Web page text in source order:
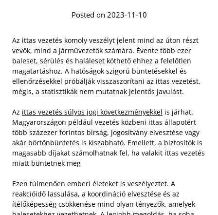
Posted on 2023-11-10
Az ittas vezetés komoly veszélyt jelent mind az úton részt
vevők, mind a járművezetők számára. Évente több ezer
baleset, sérülés és haláleset köthető ehhez a felelőtlen
magatartáshoz. A hatóságok szigorú büntetésekkel és
ellenőrzésekkel próbálják visszaszorítani az ittas vezetést,
mégis, a statisztikák nem mutatnak jelentős javulást.
Az ittas vezetés súlyos jogi következményekkel is járhat.
Magyarországon például vezetés közbeni ittas állapotért
több százezer forintos bírság, jogosítvány elvesztése vagy
akár börtönbüntetés is kiszabható. Emellett, a biztosítók is
magasabb díjakat számolhatnak fel, ha valakit ittas vezetés
miatt büntetnek meg
Ezen túlmenően emberi életeket is veszélyeztet. A
reakcióidő lassulása, a koordináció elvesztése és az
ítélőképesség csökkenése mind olyan tényezők, amelyek